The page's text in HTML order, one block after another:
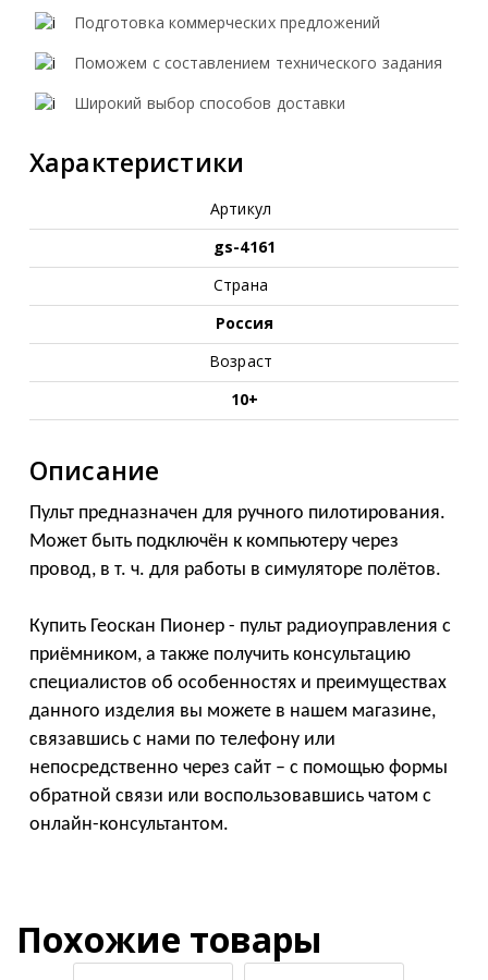
Подготовка коммерческих предложений
Поможем с составлением технического задания
Широкий выбор способов доставки
Характеристики
Артикул
gs-4161
Страна
Россия
Возраст
10+
Описание
Пульт предназначен для ручного пилотирования.
Может быть подключён к компьютеру через
провод, в т. ч. для работы в симуляторе полётов.
Купить Геоскан Пионер - пульт радиоуправления с
приёмником, а также получить консультацию
специалистов об особенностях и преимуществах
данного изделия вы можете в нашем магазине,
связавшись с нами по телефону или
непосредственно через сайт – с помощью формы
обратной связи или воспользовавшись чатом с
онлайн-консультантом.
Похожие товары